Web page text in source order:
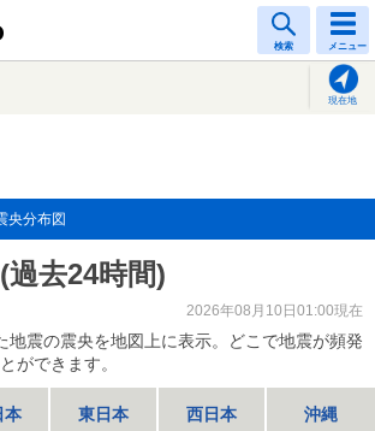
検索 メニュー
現在地
央分布図
過去24時間)
2026年08月10日01:00現在
地震の震央を地図上に表示。どこで地震が頻発
ができます。
本 東日本 西日本 沖縄